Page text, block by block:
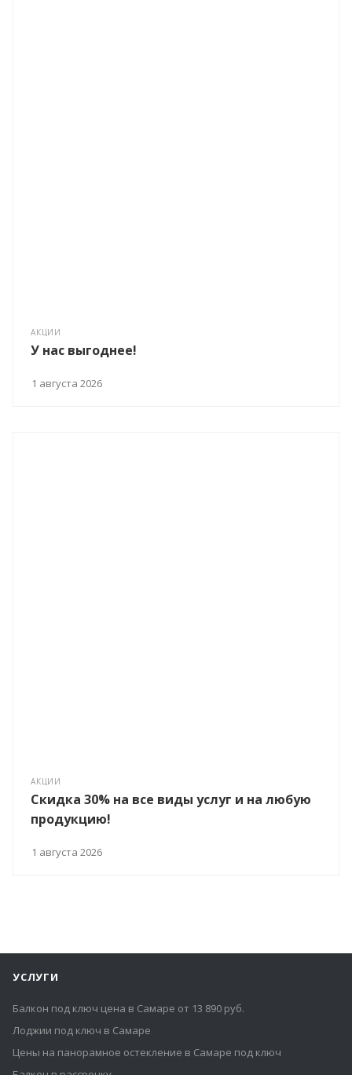
АКЦИИ
У нас выгоднее!
1 августа 2026
АКЦИИ
Скидка 30% на все виды услуг и на любую
продукцию!
1 августа 2026
УСЛУГИ
Балкон под ключ цена в Самаре от 13 890 руб.
Лоджии под ключ в Самаре
Цены на панорамное остекление в Самаре под ключ